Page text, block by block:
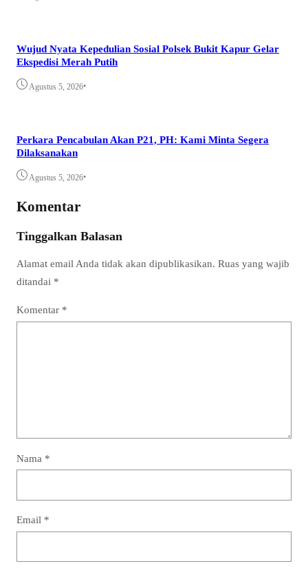
Wujud Nyata Kepedulian Sosial Polsek Bukit Kapur Gelar
Ekspedisi Merah Putih
Agustus 5, 2026•
Perkara Pencabulan Akan P21, PH: Kami Minta Segera
Dilaksanakan
Agustus 5, 2026•
Komentar
Tinggalkan Balasan
Alamat email Anda tidak akan dipublikasikan. Ruas yang wajib
ditandai *
Komentar *
Nama *
Email *